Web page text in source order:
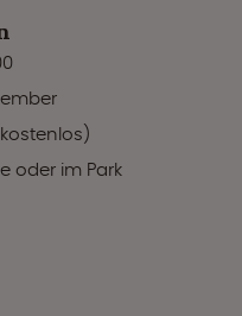
oder im Park